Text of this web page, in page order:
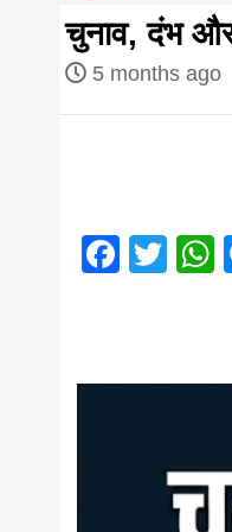
चुनाव, दंभ और
5 months ago